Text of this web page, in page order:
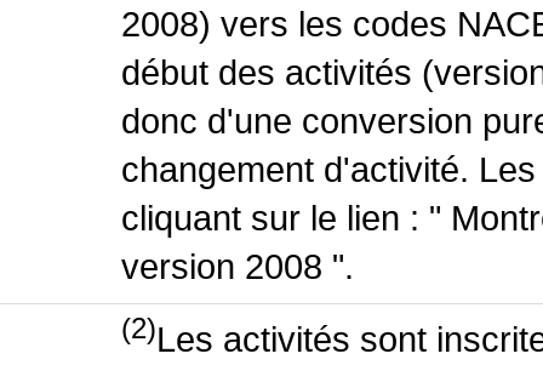
2008) vers les codes
début des activités
donc d'une conversion
changement d'activité.
cliquant sur le lien : "
version 2008 ".
(2)Les activités sont